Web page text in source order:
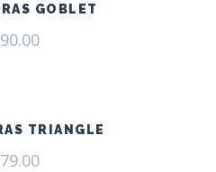
GOBLET
90.00
TRIANGLE
79.00